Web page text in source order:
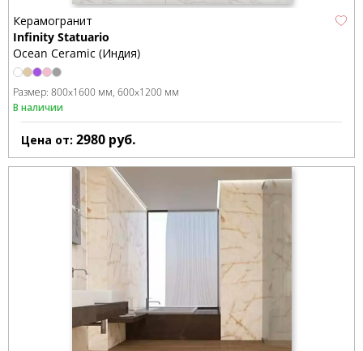
Керамогранит
Infinity Statuario
Ocean Ceramic (Индия)
Размер: 800x1600 мм 600x1200 мм
В наличии
Цена от: 2980 руб.